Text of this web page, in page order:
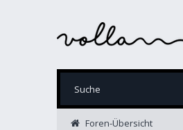
Foren-Übersicht